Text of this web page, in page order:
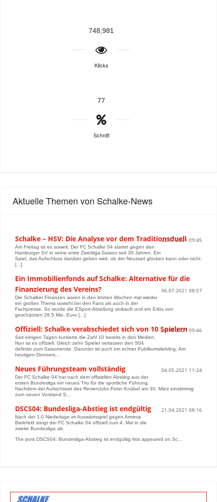
748,981
Klicks
77
Schnitt
Aktuelle Themen von Schalke-News
Schalke – HSV: Die Analyse vor dem Traditionsduell
22.07.2021 09:45
Am Freitag ist es soweit: Der FC Schalke 04 startet gegen den
Hamburger SV in seine erste Zweitliga-Saison seit 30 Jahren. Ein
Spiel, das Aufschluss darüber geben wird, ob der Neustart glücken kann oder nicht.
[...]
Ein Immobilienfonds auf Schalke: Alternative für die
Finanzierung des Vereins?
06.07.2021 08:57
Die Schalker Finanzen waren in den letzten Wochen mal wieder
ein großes Thema sowohl bei den Fans als auch in der
Fachpresse. So wurde die ESport-Abteilung verkauft und ein Erlös von
geschätzten 26,5 Mio. Euro [...]
Offiziell: Schalke verabschiedet sich von 10 Spielern
20.05.2021 09:46
Seit einigen Tagen kursierte die Zahl 10 bereits in den Medien.
Nun ist es offiziell. Gleich zehn Spieler verlassen den S04
definitiv zum Saisonende. Darunter ist auch ein echter Publikumsliebling. Am
heutigen Donners...
Neues Führungsteam vollständig 04.05.2021 11:24
Der FC Schalke 04 hat nach dem offiziellen Abstieg aus der
ersten Bundesliga ein neues Trio für die sportliche Führung.
Nachdem der Aufsichtsrat des Revierclubs Peter Knäbel am 30. März einstimmig
zum neuen Vorstand S...
DSCS04: Bundesliga-Abstieg ist endgültig 21.04.2021 08:16
Nach der 1:0 Niederlage im Auswärtsspiel gegen Arminia
Bielefeld steigt der FC Schalke 04 offiziell zum 4. Mal in die
zweite Bundesliga ab.
The post DSCS04: Bundesliga-Abstieg ist endgültig first appeared on Sc...